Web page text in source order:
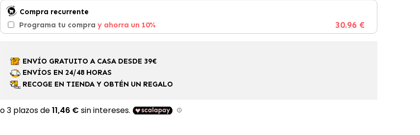
Compra recurrente
Programa tu compra y ahorra un 10% 30.96 €
ENVÍO GRATUITO A CASA DESDE 39€
ENVÍOS EN 24/48 HORAS
RECOGE EN TIENDA Y OBTÉN UN REGALO